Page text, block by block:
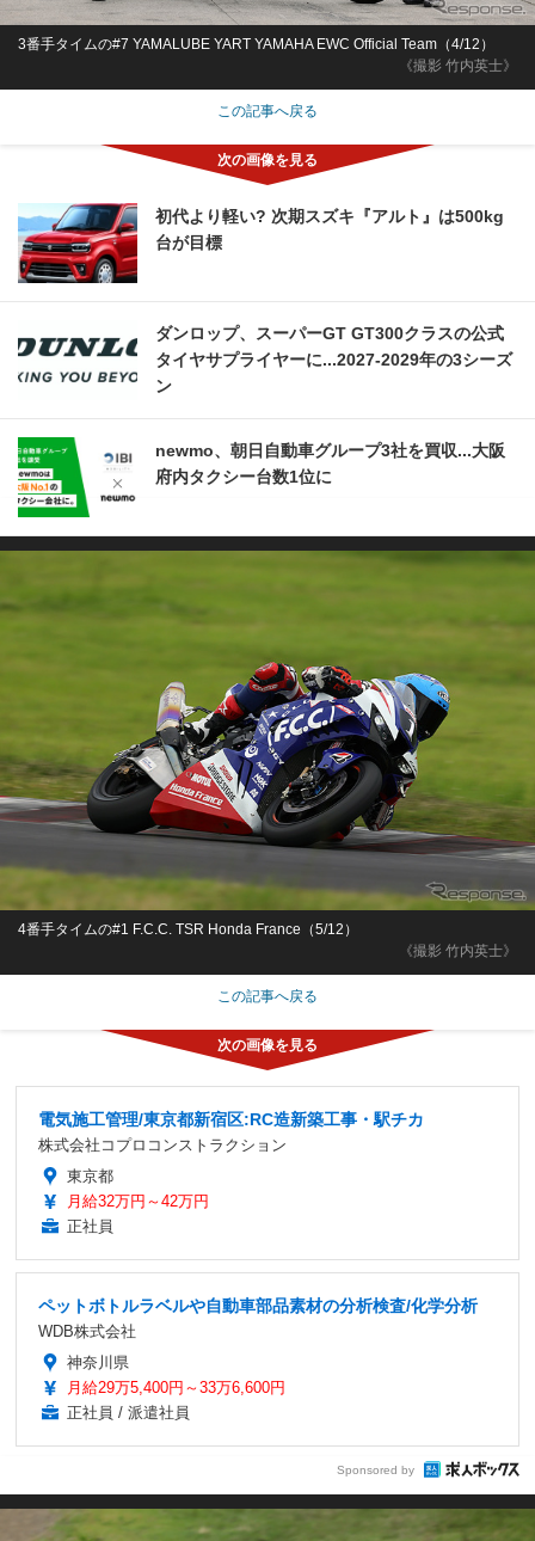
《撮影 竹内英士》
3番手タイムの#7 YAMALUBE YART YAMAHA EWC Official Team（4/12）
この記事へ戻る
初代より軽い? 次期スズキ『アルト』は500kg
台が目標
ダンロップ、スーパーGT GT300クラスの公式
タイヤサプライヤーに...2027‐2029年の3シーズ
ン
newmo、朝日自動車グループ3社を買収...大阪
府内タクシー台数1位に
《撮影 竹内英士》
4番手タイムの#1 F.C.C. TSR Honda France（5/12）
この記事へ戻る
電気施工管理/東京都新宿区:RC造新築工事・駅チカ
株式会社コプロコンストラクション
東京都
月給32万円～42万円
正社員
ペットボトルラベルや自動車部品素材の分析検査/化学分析
WDB株式会社
神奈川県
月給29万5,400円～33万6,600円
正社員 / 派遣社員
Sponsored by